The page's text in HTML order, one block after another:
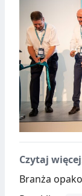
Czytaj
Branża